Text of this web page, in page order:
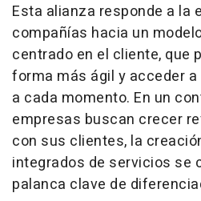
Esta alianza responde a la
compañías hacia un
centrado en el cliente, que
forma más ágil y acceder
a cada momento. En un
empresas buscan crecer
con sus clientes, la
integrados de servicios se
palanca clave de